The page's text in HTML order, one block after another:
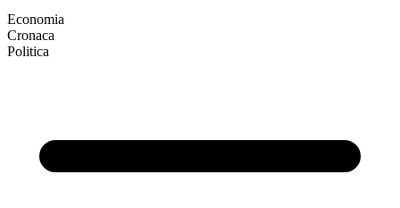
Economia
Cronaca
Politica